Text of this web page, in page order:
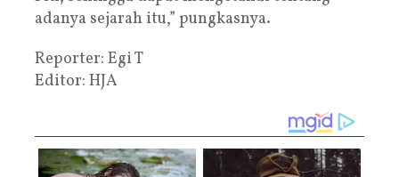
adanya sejarah itu,” pungkasnya.
Reporter: Egi T
Editor: HJA